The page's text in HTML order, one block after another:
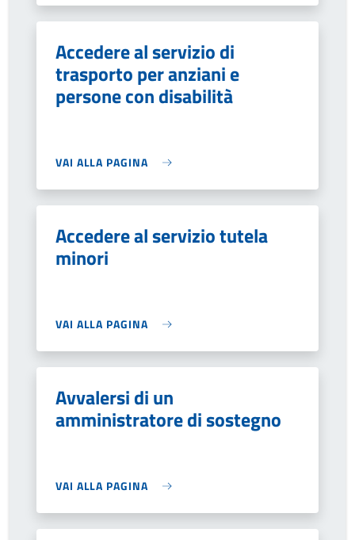
Accedere al servizio di
trasporto per anziani e
persone con disabilità
VAI ALLA PAGINA
Accedere al servizio tutela
minori
VAI ALLA PAGINA
Avvalersi di un
amministratore di sostegno
VAI ALLA PAGINA